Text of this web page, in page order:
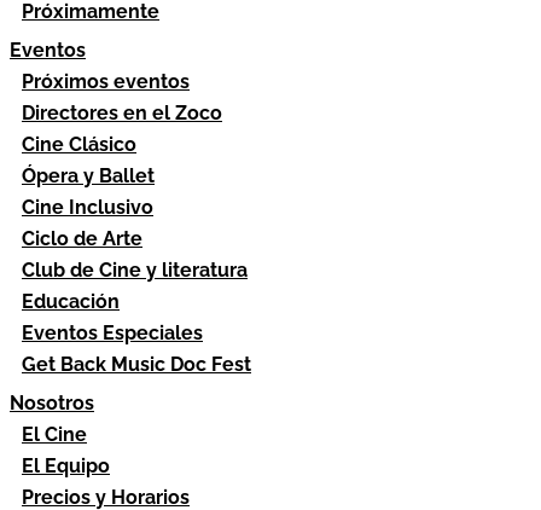
Próximamente
Eventos
Próximos eventos
Directores en el Zoco
Cine Clásico
Ópera y Ballet
Cine Inclusivo
Ciclo de Arte
Club de Cine y literatura
Educación
Eventos Especiales
Get Back Music Doc Fest
Nosotros
El Cine
El Equipo
Precios y Horarios